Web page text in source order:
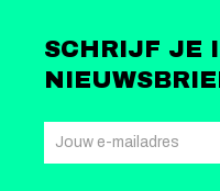
SCHRIJF JE